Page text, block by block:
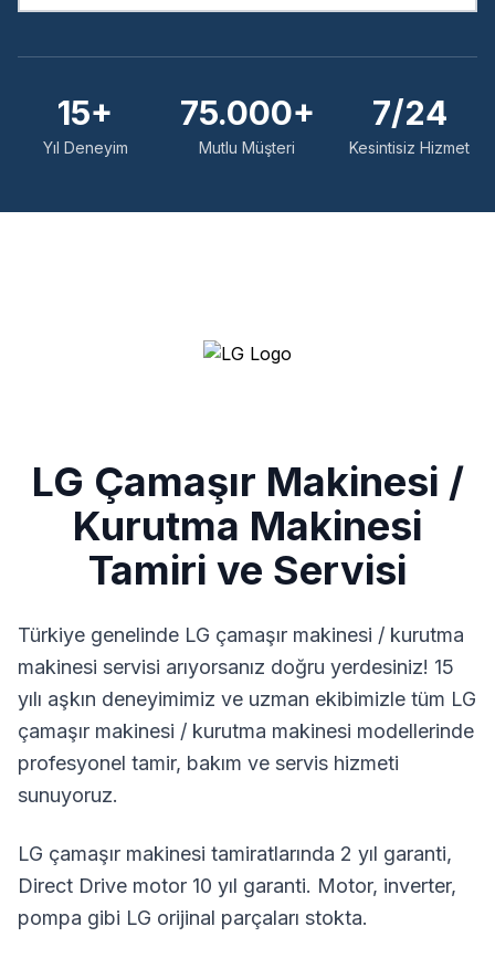
15+
Yıl Deneyim
75.000+
Mutlu Müşteri
7/24
Kesintisiz Hizmet
LG Çamaşır Makinesi /
Kurutma Makinesi
Tamiri ve Servisi
Türkiye genelinde LG çamaşır makinesi / kurutma
makinesi servisi arıyorsanız doğru yerdesiniz! 15
yılı aşkın deneyimimiz ve uzman ekibimizle tüm LG
çamaşır makinesi / kurutma makinesi modellerinde
profesyonel tamir, bakım ve servis hizmeti
sunuyoruz.
LG çamaşır makinesi tamiratlarında 2 yıl garanti,
Direct Drive motor 10 yıl garanti. Motor, inverter,
pompa gibi LG orijinal parçaları stokta.